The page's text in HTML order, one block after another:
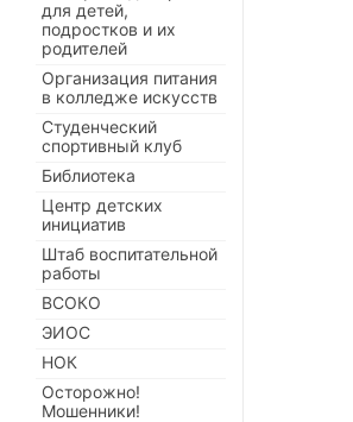
для детей,
подростков и их
родителей
Организация питания
в колледже искусств
Студенческий
спортивный клуб
Библиотека
Центр детских
инициатив
Штаб воспитательной
работы
ВСОКО
ЭИОС
НОК
Осторожно!
Мошенники!